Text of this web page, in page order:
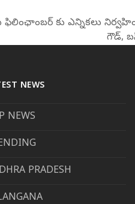
ఫిలింఛాంబర్ కు ఎన్నికలు
గౌడ్,
NEWS
NEWS
PRADESH